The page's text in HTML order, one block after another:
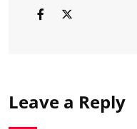
Leave a Reply